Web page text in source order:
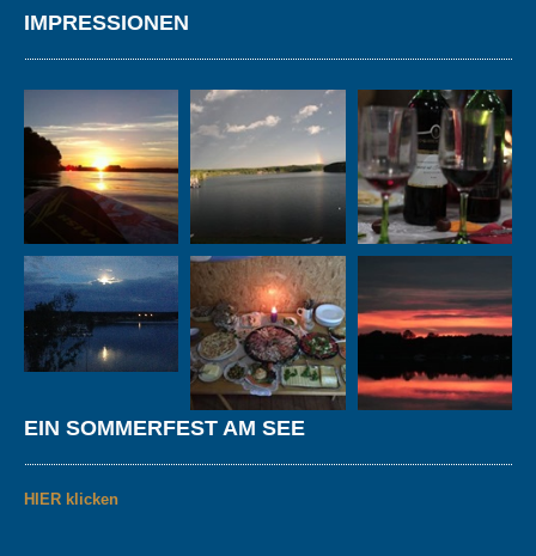
IMPRESSIONEN
EIN SOMMERFEST AM SEE
HIER klicken